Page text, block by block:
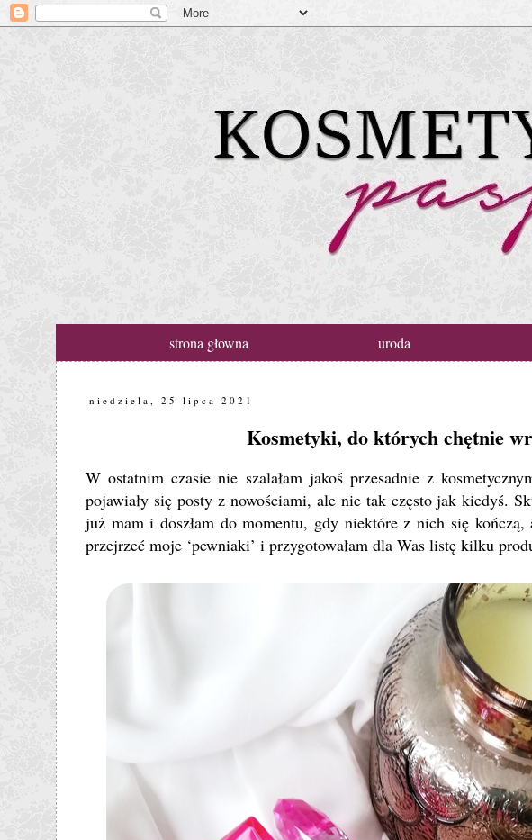
strona głowna uroda
niedziela, 25 lipca 2021
Kosmetyki, do których chętnie
W ostatnim czasie nie szalałam jakoś przesadnie z
pojawiały się posty z nowościami, ale nie tak często jak kiedyś.
już mam i doszłam do momentu, gdy niektóre z nich się
przejrzeć moje ‘pewniaki’ i przygotowałam dla Was listę kilku